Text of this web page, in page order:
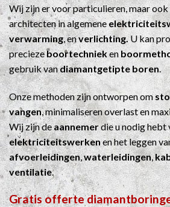
Wij zijn er voor particulieren, maar
architecten in algemene
verwarming, enverlichting.U kan
preciezeboortechnieken
gebruik vandiamantgetipte boren.
Onze methoden zijn ontworpen om
vangen, minimaliseren overlast en
Wij zijn deaannemerdie u nodig hebt
elektriciteitswerkenen het leggen
afvoerleidingen,waterleidingen,
ventilatie.
Gratis offerte